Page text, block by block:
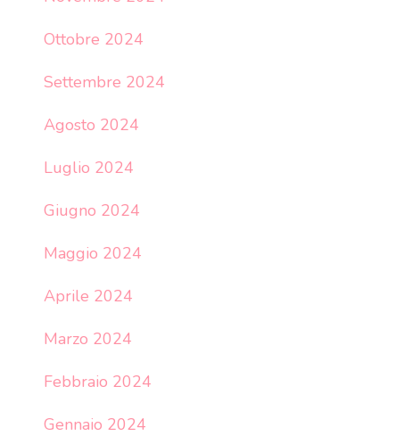
Ottobre 2024
Settembre 2024
Agosto 2024
Luglio 2024
Giugno 2024
Maggio 2024
Aprile 2024
Marzo 2024
Febbraio 2024
Gennaio 2024